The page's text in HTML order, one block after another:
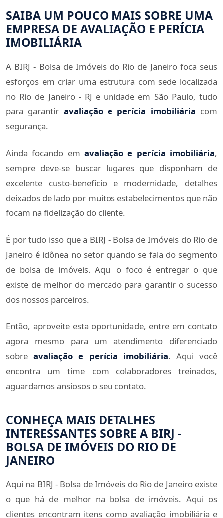
SAIBA UM POUCO MAIS SOBRE UMA
EMPRESA DE AVALIAÇÃO E PERÍCIA
IMOBILIÁRIA
A BIRJ - Bolsa de Imóveis do Rio de Janeiro foca seus
esforços em criar uma estrutura com sede localizada
no Rio de Janeiro - RJ e unidade em São Paulo, tudo
para garantir avaliação e perícia imobiliária com
segurança.
Ainda focando em avaliação e perícia imobiliária,
sempre deve-se buscar lugares que disponham de
excelente custo-benefício e modernidade, detalhes
deixados de lado por muitos estabelecimentos que não
focam na fidelização do cliente.
É por tudo isso que a BIRJ - Bolsa de Imóveis do Rio de
Janeiro é idônea no setor quando se fala do segmento
de bolsa de imóveis. Aqui o foco é entregar o que
existe de melhor do mercado para garantir o sucesso
dos nossos parceiros.
Então, aproveite esta oportunidade, entre em contato
agora mesmo para um atendimento diferenciado
sobreavaliação e perícia imobiliária. Aqui você
encontra um time com colaboradores treinados,
aguardamos ansiosos o seu contato.
CONHEÇA MAIS DETALHES
INTERESSANTES SOBRE A BIRJ -
BOLSA DE IMÓVEIS DO RIO DE
JANEIRO
Aqui na BIRJ - Bolsa de Imóveis do Rio de Janeiro existe
o que há de melhor na bolsa de imóveis. Aqui os
clientes encontram itens como avaliação imobiliária e